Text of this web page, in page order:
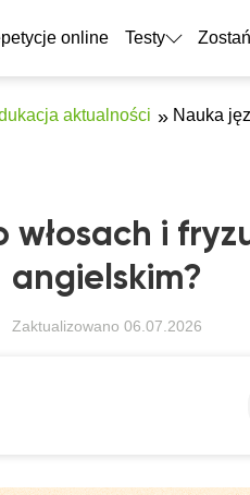
online Testy
aktualności Nauka
włosach i
angielskim?
Zaktualizowano 06.07.2026